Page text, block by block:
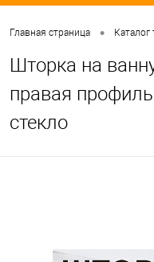
Главная страница • Каталог
Шторка на
правая
стекло